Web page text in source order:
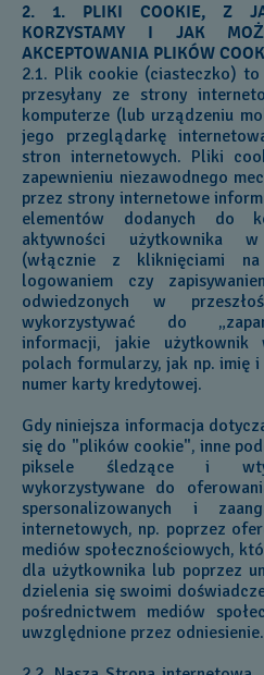
2. 1. PLIKI COOKIE, Z
KORZYSTAMY I JAK
AKCEPTOWANIA PLIKÓW
2.1. Plik cookie (ciasteczko)
przesyłany ze strony
komputerze (lub urządzeniu
jego przeglądarkę
stron internetowych. Pliki
zapewnieniu niezawodnego
przez strony internetowe
elementów dodanych do
aktywności użytkownika
(włącznie z kliknięciami
logowaniem czy
odwiedzonych w
wykorzystywać do
informacji, jakie użytkownik
polach formularzy, jak np. imię
numer karty kredytowej.
Gdy niniejsza informacja
się do "plików cookie", inne
piksele śledzące i
wykorzystywane do
spersonalizowanych i
internetowych, np. poprzez
mediów społecznościowych,
dla użytkownika lub poprzez
dzielenia się swoimi
pośrednictwem mediów
uwzględnione przez odniesienie.